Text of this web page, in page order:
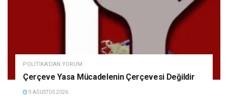
POLITIKA'DAN YORUM
Çerçeve Yasa Mücadelenin Çerçevesi Değildir
9 AĞUSTOS 2026